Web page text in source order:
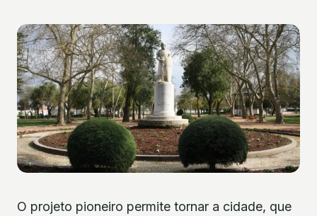
O projeto pioneiro permite tornar a cidade, que